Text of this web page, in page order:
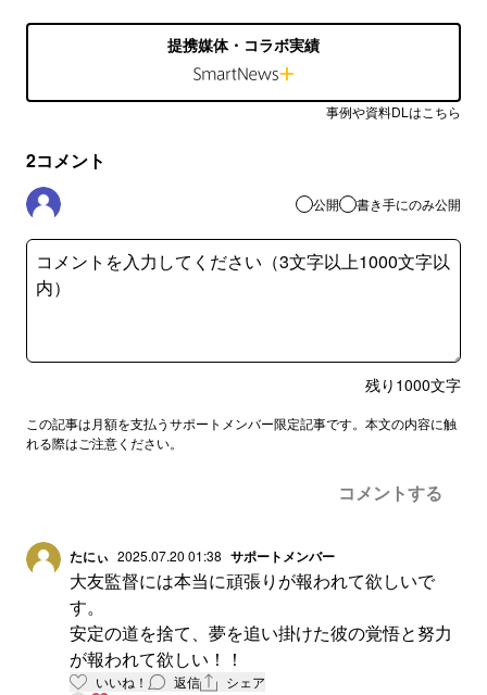
提携媒体・コラボ実績
事例や資料DLはこちら
2コメント
公開 書き手にのみ公開
残り 1000文字
この記事は月額を支払うサポートメンバー限定記事です。本文の内容に触
れる際はご注意ください。
コメントする
たにぃ 2025.07.20 01:38 サポートメンバー
大友監督には本当に頑張りが報われて欲しいで
す。
安定の道を捨て、夢を追い掛けた彼の覚悟と努力
が報われて欲しい！！
いいね！ 返信 シェア